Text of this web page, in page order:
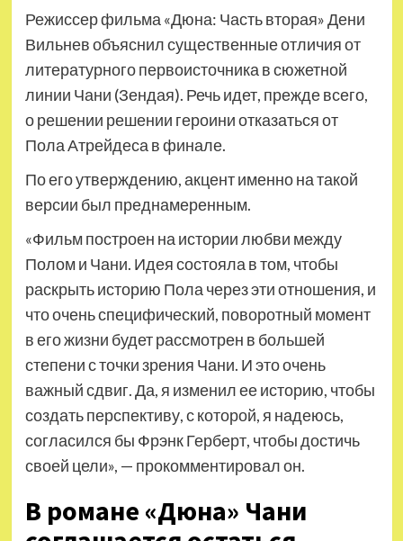
Режиссер фильма «Дюна: Часть вторая» Дени
Вильнев объяснил существенные отличия от
литературного первоисточника в сюжетной
линии Чани (Зендая). Речь идет, прежде всего,
о решении решении героини отказаться от
Пола Атрейдеса в финале.
По его утверждению, акцент именно на такой
версии был преднамеренным.
«Фильм построен на истории любви между
Полом и Чани. Идея состояла в том, чтобы
раскрыть историю Пола через эти отношения, и
что очень специфический, поворотный момент
в его жизни будет рассмотрен в большей
степени с точки зрения Чани. И это очень
важный сдвиг. Да, я изменил ее историю, чтобы
создать перспективу, с которой, я надеюсь,
согласился бы Фрэнк Герберт, чтобы достичь
своей цели», — прокомментировал он.
В романе «Дюна» Чани